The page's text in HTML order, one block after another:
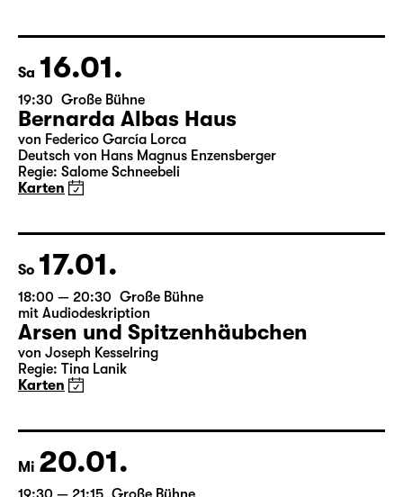
Sa 16.01.
19:30 Große Bühne
Bernarda Albas Haus
von Federico García Lorca
Deutsch von Hans Magnus Enzensberger
Regie: Salome Schneebeli
Karten
So 17.01.
18:00 — 20:30 Große Bühne
mit Audiodeskription
Arsen und Spitzenhäubchen
von Joseph Kesselring
Regie: Tina Lanik
Karten
Mi 20.01.